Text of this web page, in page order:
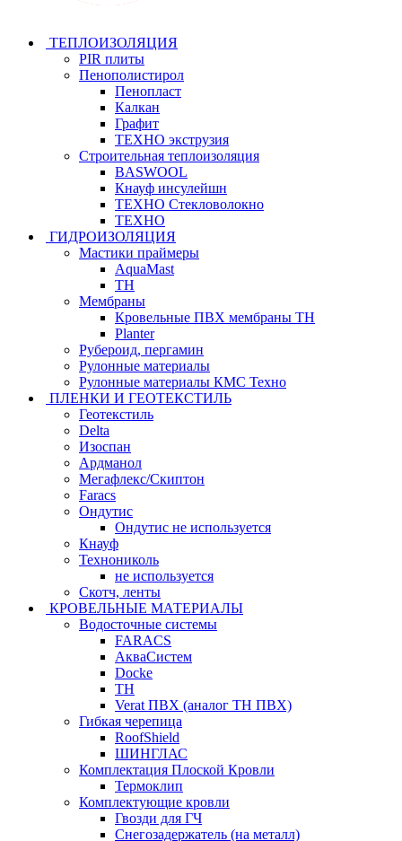
ТЕПЛОИЗОЛЯЦИЯ
PIR плиты
Пенополистирол
Пенопласт
Калкан
Графит
ТЕХНО экструзия
Строительная теплоизоляция
BASWOOL
Кнауф инсулейшн
ТЕХНО Стекловолокно
ТЕХНО
ГИДРОИЗОЛЯЦИЯ
Мастики праймеры
AquaMast
ТН
Мембраны
Кровельные ПВХ мембраны ТН
Planter
Рубероид, пергамин
Рулонные материалы
Рулонные материалы КМС Техно
ПЛЕНКИ И ГЕОТЕКСТИЛЬ
Геотекстиль
Delta
Изоспан
Ардманол
Мегафлекс/Скиптон
Faracs
Ондутис
Ондутис не используется
Кнауф
Технониколь
не используется
Скотч, ленты
КРОВЕЛЬНЫЕ МАТЕРИАЛЫ
Водосточные системы
FARACS
АкваСистем
Docke
ТН
Verat ПВХ (аналог ТН ПВХ)
Гибкая черепица
RoofShield
ШИНГЛАС
Комплектация Плоской Кровли
Термоклип
Комплектующие кровли
Гвозди для ГЧ
Снегозадержатель (на металл)